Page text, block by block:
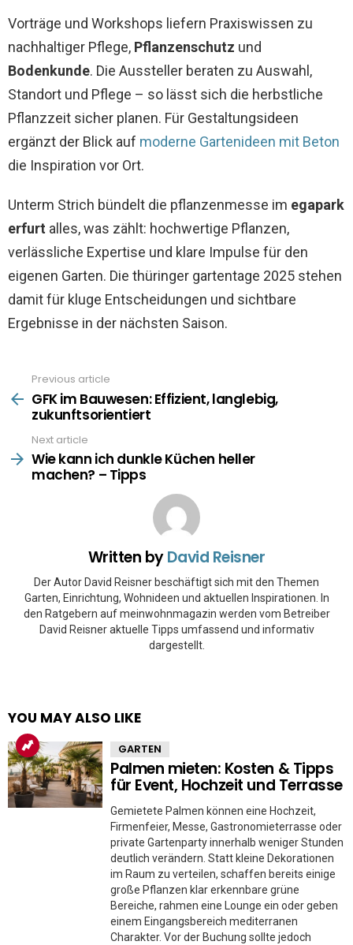
Vorträge und Workshops liefern Praxiswissen zu
nachhaltiger Pflege, Pflanzenschutz und
Bodenkunde. Die Aussteller beraten zu Auswahl,
Standort und Pflege – so lässt sich die herbstliche
Pflanzzeit sicher planen. Für Gestaltungsideen
ergänzt der Blick auf moderne Gartenideen mit Beton
die Inspiration vor Ort.
Unterm Strich bündelt die pflanzenmesse im egapark
erfurt alles, was zählt: hochwertige Pflanzen,
verlässliche Expertise und klare Impulse für den
eigenen Garten. Die thüringer gartentage 2025 stehen
damit für kluge Entscheidungen und sichtbare
Ergebnisse in der nächsten Saison.
more
Previous article
GFK im Bauwesen: Effizient, langlebig,
zukunftsorientiert
Next article
Wie kann ich dunkle Küchen heller
machen? – Tipps
Written byDavid Reisner
Der Autor David Reisner beschäftigt sich mit den Themen
Garten, Einrichtung, Wohnideen und aktuellen Inspirationen. In
den Ratgebern auf meinwohnmagazin werden vom Betreiber
David Reisner aktuelle Tipps umfassend und informativ
dargestellt.
YOU MAY ALSO LIKE
GARTEN
Palmen mieten: Kosten & Tipps
für Event, Hochzeit und Terrasse
Gemietete Palmen können eine Hochzeit,
Firmenfeier, Messe, Gastronomieterrasse oder
private Gartenparty innerhalb weniger Stunden
deutlich verändern. Statt kleine Dekorationen
im Raum zu verteilen, schaffen bereits einige
große Pflanzen klar erkennbare grüne
Bereiche, rahmen eine Lounge ein oder geben
einem Eingangsbereich mediterranen
Charakter. Vor der Buchung sollte jedoch